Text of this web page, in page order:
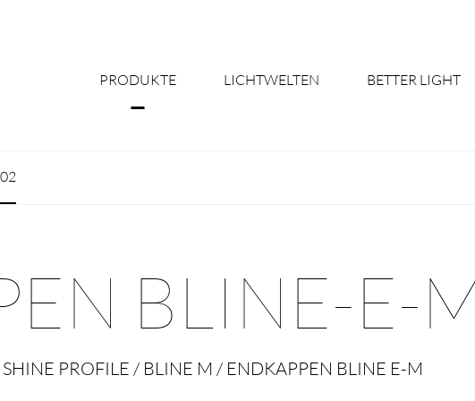
PRODUKTE LICHTWELTEN BETTER LIGHT
Licht nach Maß - Ihr
BLINE-E-
SHINE PROFILE / BLINE M / ENDKAPPEN BLINE E-M